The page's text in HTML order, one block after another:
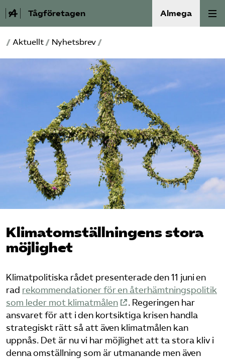
Tågföretagen Almega
Aktuellt
Reformagenda för järnvägen
Aktiviteter
Om oss
Kontakt
Mina sidor (almega.se)
Bli medlem
Logga in på Arbetsgivarguiden
Sök på tagforetagen.se
/ Aktuellt / Nyhetsbrev /
Klimat­omställningens stora
möjlighet
Klimatpolitiska rådet presenterade den 11 juni en
rad rekommendationer för en återhämtningspolitik
som leder mot klimatmålen
. Regeringen har
ansvaret för att i den kortsiktiga krisen handla
strategiskt rätt så att även klimatmålen kan
uppnås. Det är nu vi har möjlighet att ta stora kliv i
denna omställning som är utmanande men även